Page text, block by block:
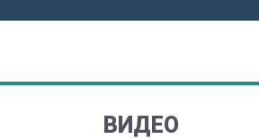
ВИДЕО